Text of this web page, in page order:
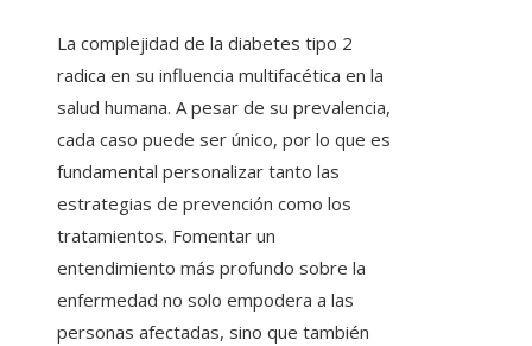
La complejidad de la diabetes tipo 2
radica en su influencia multifacética en la
salud humana. A pesar de su prevalencia,
cada caso puede ser único, por lo que es
fundamental personalizar tanto las
estrategias de prevención como los
tratamientos. Fomentar un
entendimiento más profundo sobre la
enfermedad no solo empodera a las
personas afectadas, sino que también